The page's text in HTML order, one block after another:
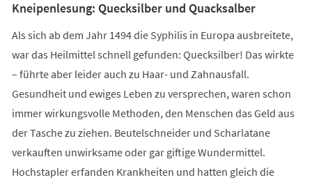
Kneipenlesung: Quecksilber und Quacksalber
Als sich ab dem Jahr 1494 die Syphilis in Europa ausbreitete,
war das Heilmittel schnell gefunden: Quecksilber! Das wirkte
– führte aber leider auch zu Haar- und Zahnausfall.
Gesundheit und ewiges Leben zu versprechen, waren schon
immer wirkungsvolle Methoden, den Menschen das Geld aus
der Tasche zu ziehen. Beutelschneider und Scharlatane
verkauften unwirksame oder gar giftige Wundermittel.
Hochstapler erfanden Krankheiten und hatten gleich die